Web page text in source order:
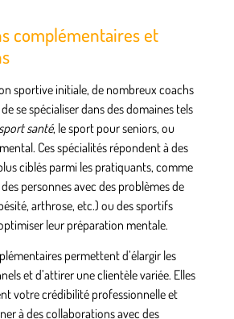
complémentaires et
sportive initiale, de nombreux coachs
se spécialiser dans des domaines tels
sport santé, le sport pour seniors, ou
Ces spécialités répondent à des
ciblés parmi les pratiquants, comme
personnes avec des problèmes de
arthrose, etc.) ou des sportifs
leur préparation mentale.
permettent d’élargir les
et d’attirer une clientèle variée. Elles
votre crédibilité professionnelle et
à des collaborations avec des